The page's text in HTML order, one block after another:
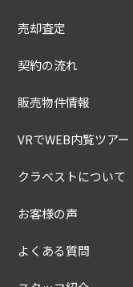
売却査定
契約の流れ
販売物件情報
VRでWEB内覧ツアー
クラベストについて
お客様の声
よくある質問